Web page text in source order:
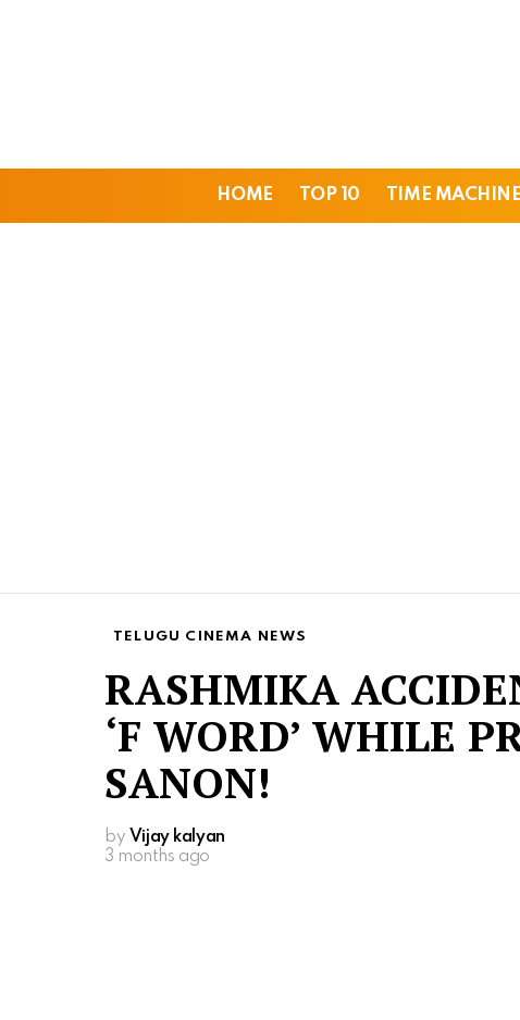
HOME TOP 10 TIME MACHINE
TELUGU CINEMA NEWS
RASHMIKA
‘F WORD’ WHILE
SANON!
by Vijay kalyan
3 months ago